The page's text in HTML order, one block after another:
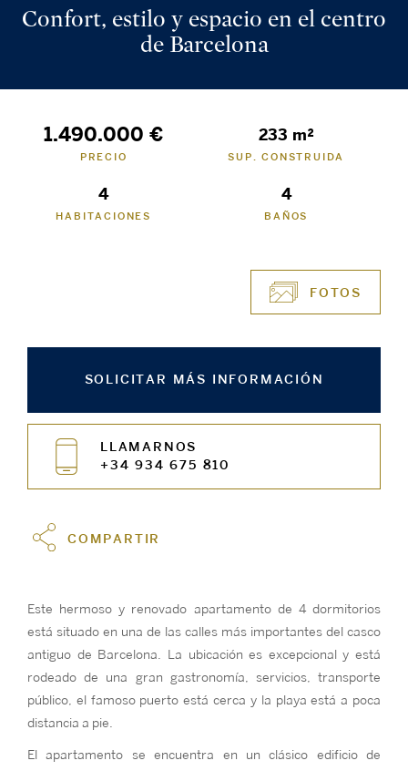
Confort, estilo y espacio en el centro
de Barcelona
1.490.000 €
PRECIO
233 m²
SUP. CONSTRUIDA
4
HABITACIONES
4
BAÑOS
FOTOS
SOLICITAR MÁS INFORMACIÓN
LLAMARNOS
+34 934 675 810
COMPARTIR
Este hermoso y renovado apartamento de 4 dormitorios
está situado en una de las calles más importantes del casco
antiguo de Barcelona. La ubicación es excepcional y está
rodeado de una gran gastronomía, servicios, transporte
público, el famoso puerto está cerca y la playa está a poca
distancia a pie.
El apartamento se encuentra en un clásico edificio de